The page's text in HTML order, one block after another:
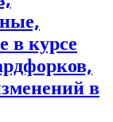
в курсе
в